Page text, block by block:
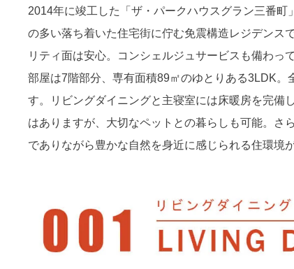
2014年に竣工した「ザ・パークハウスグラン三番
の多い落ち着いた住宅街に佇む免震構造レジデンス
リティ面は安心。コンシェルジュサービスも備わっ
部屋は7階部分、専有面積89㎡のゆとりある3LDK
す。リビングダイニングと主寝室には床暖房を完備
はありますが、大切なペットとの暮らしも可能。さ
でありながら豊かな自然を身近に感じられる住環境